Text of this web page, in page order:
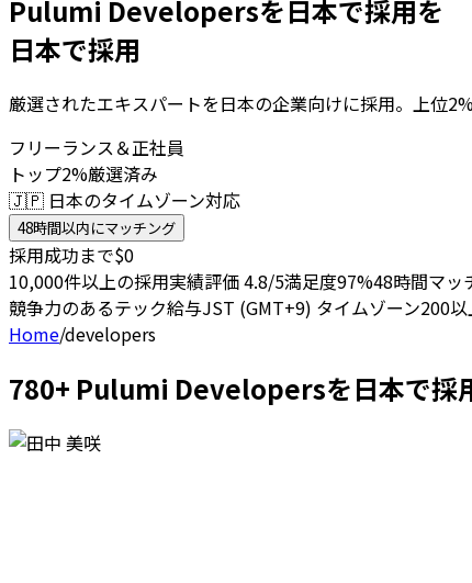
Pulumi Developersを日本で採用を
日本で採用
厳選されたエキスパートを日本の企業向けに採用。上位
フリーランス＆正社員
トップ2%厳選済み
🇯🇵 日本のタイムゾーン対応
48時間以内にマッチング
採用成功まで$0
10,000件以上の採用実績評価 4.8/5満足度97%48時間マッ
競争力のあるテック給与JST (GMT+9) タイムゾーン200
Home/developers
780+ Pulumi Developersを日本で採